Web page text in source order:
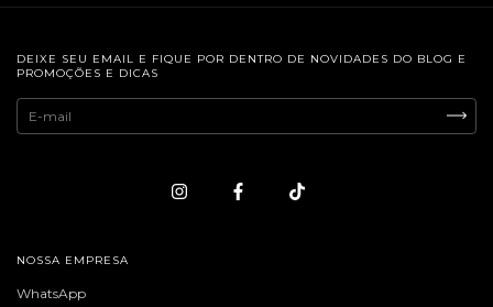
DEIXE SEU EMAIL E FIQUE POR DENTRO DE NOVIDADES DO BLOG E
PROMOÇÕES E DICAS
NOSSA EMPRESA
WhatsApp